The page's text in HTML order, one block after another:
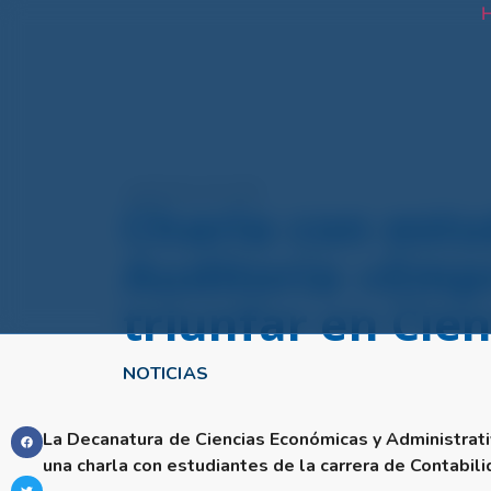
NOTICIAS
Charla con
Auditoría
triunfar en
La Decanatura de Ciencias Económicas y
una charla con estudiantes de la carrera de